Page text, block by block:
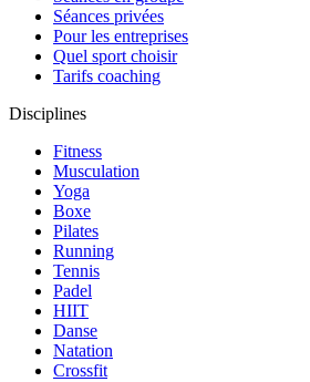
Séances privées
Pour les entreprises
Quel sport choisir
Tarifs coaching
Disciplines
Fitness
Musculation
Yoga
Boxe
Pilates
Running
Tennis
Padel
HIIT
Danse
Natation
Crossfit